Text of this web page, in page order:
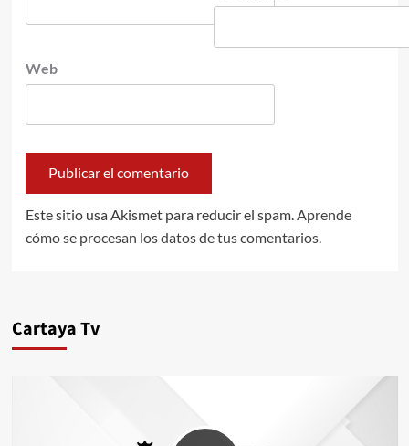
Web
Este sitio usa Akismet para reducir el spam. Aprende
cómo se procesan los datos de tus comentarios.
Cartaya Tv